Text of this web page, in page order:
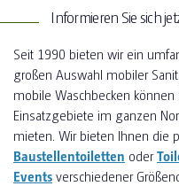
Informieren Sie sich
Seit 1990 bieten wir ein
großen Auswahl mobiler
mobile Waschbecken
Einsatzgebiete im ganzen
mieten. Wir bieten Ihnen die
Baustellentoiletten oder
Eventsverschiedener